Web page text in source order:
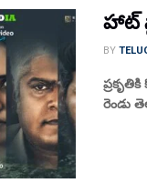
హాట్
BY
రెండు